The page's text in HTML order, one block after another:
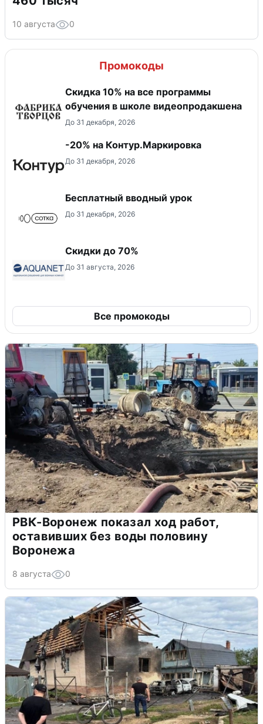
10 августа 0
Промокоды
Скидка 10% на все программы
обучения в школе видеопродакшена
До 31 декабря, 2026
-20% на Контур.Маркировка
До 31 декабря, 2026
Бесплатный вводный урок
До 31 декабря, 2026
Скидки до 70%
До 31 августа, 2026
Все промокоды
РВК-Воронеж показал ход работ,
оставивших без воды половину
Воронежа
8 августа 0